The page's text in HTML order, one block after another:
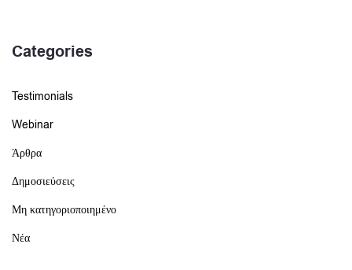
Categories
Testimonials
Webinar
Άρθρα
Δημοσιεύσεις
Μη κατηγοριοποιημένο
Νέα